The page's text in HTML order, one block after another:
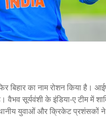
बिहार का नाम रोशन किया है।
सूर्यवंशी के इंडिया-ए टीम में
युवाओं और क्रिकेट प्रशंसकों ने